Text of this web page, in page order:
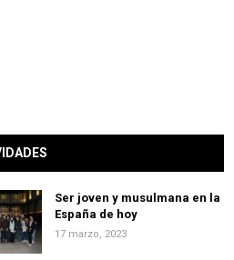
Ser joven y musulmana en la
España de hoy
17 marzo, 2023